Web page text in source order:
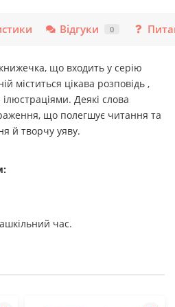
Відгуки 0
що входить у серію
міститься цікава розповідь ,
Деякі слова
що полегшує читання та
й творчу уяву.
час.